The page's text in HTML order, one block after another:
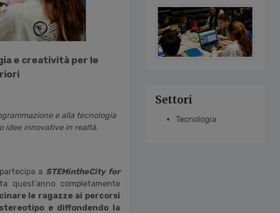
e creatività per le
e alla tecnologia
idee innovative in realtà.
partecipa a STEMintheCity for
quest’anno completamente
le ragazze ai percorsi
e diffondendo la
Settori
Tecnologia